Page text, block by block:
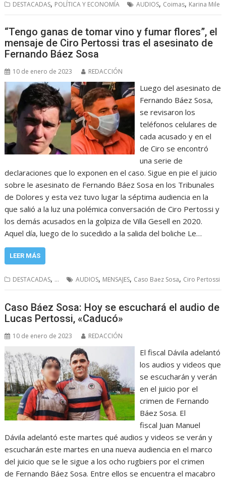
DESTACADAS, POLÍTICA Y ECONOMÍA AUDIOS, Coimas, Karina Mile
“Tengo ganas de tomar vino y fumar flores”, el
mensaje de Ciro Pertossi tras el asesinato de
Fernando Báez Sosa
10 de enero de 2023 REDACCIÓN
Luego del asesinato de
Fernando Báez Sosa,
se revisaron los
teléfonos celulares de
cada acusado y en el
de Ciro se encontró
una serie de
declaraciones que lo exponen en el caso. Sigue en pie el juicio
sobre le asesinato de Fernando Báez Sosa en los Tribunales
de Dolores y esta vez tuvo lugar la séptima audiencia en la
que salió a la luz una polémica conversación de Ciro Pertossi y
los demás acusados en la golpiza de Villa Gesell en 2020.
Aquel día, luego de lo sucedido a la salida del boliche Le…
LEER MÁS
DESTACADAS, ... AUDIOS, MENSAJES, Caso Baez Sosa, Ciro Pertossi
Caso Báez Sosa: Hoy se escuchará el audio de
Lucas Pertossi, «Caducó»
10 de enero de 2023 REDACCIÓN
El fiscal Dávila adelantó
los audios y videos que
se escucharán y verán
en el juicio por el
crimen de Fernando
Báez Sosa. El
fiscal Juan Manuel
Dávila adelantó este martes qué audios y videos se verán y
escucharán este martes en una nueva audiencia en el marco
del juicio que se le sigue a los ocho rugbiers por el crimen
de Fernando Báez Sosa. Entre ellos se encuentra el macabro